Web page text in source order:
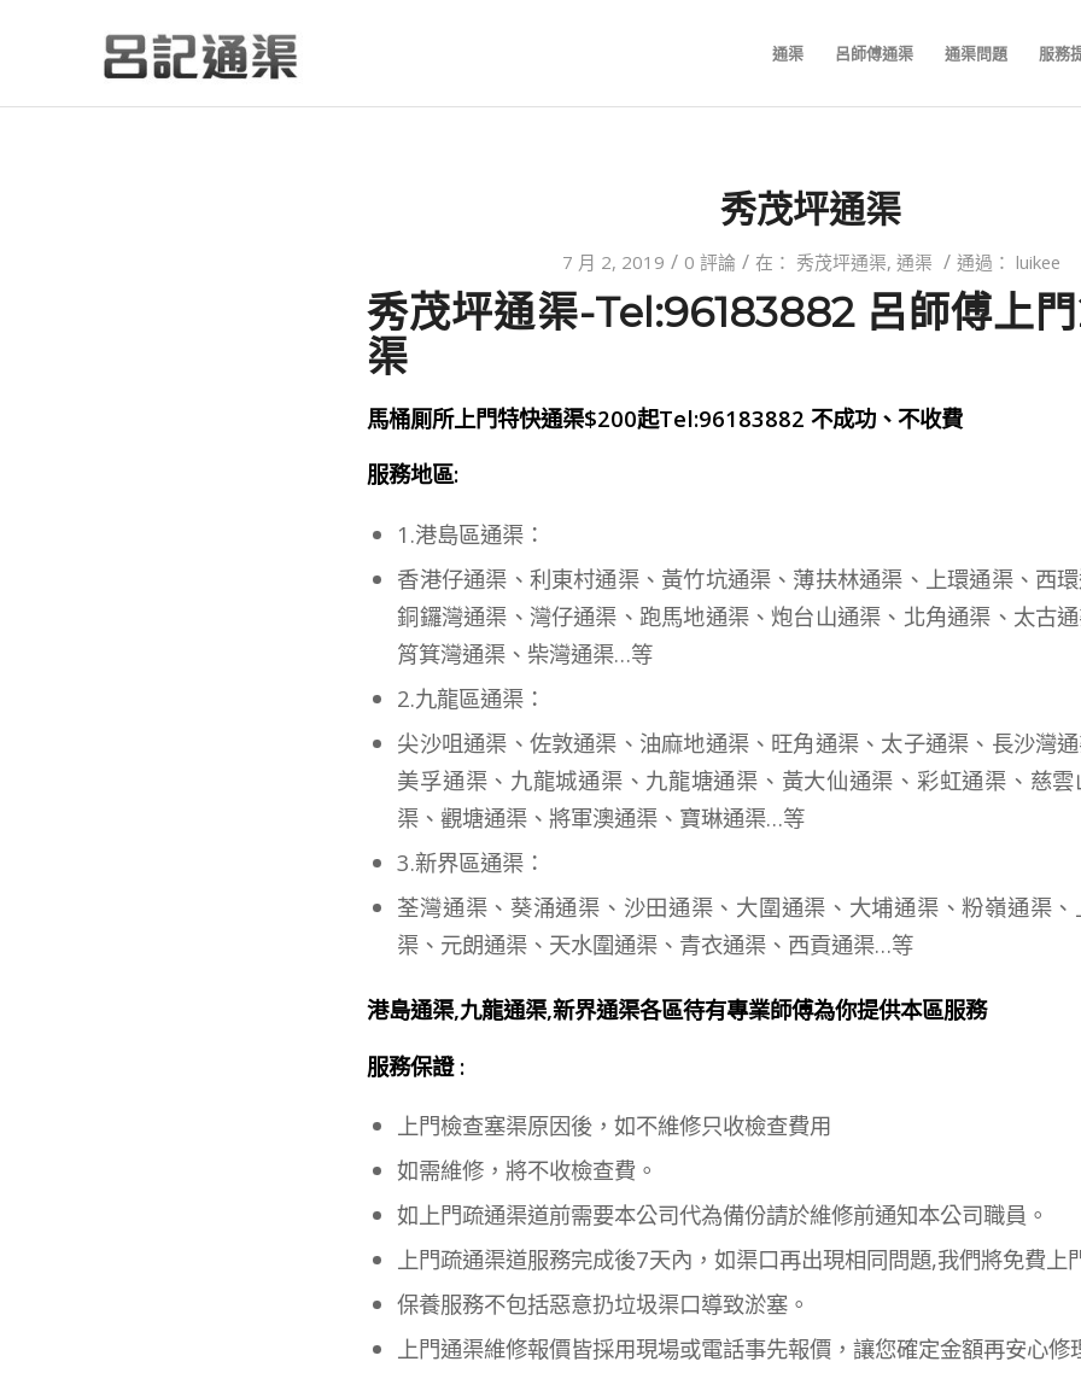
通渠 呂師傅通渠 通渠問題 服務
秀茂坪通渠
7 月 2, 2019 / 0 評論 / 在： 秀茂坪通渠, 通渠 / 通過： luikee
秀茂坪通渠-Tel:96183882 呂師傅上
渠
馬桶厠所上門特快通渠$200起Tel:96183882 不成功、不收費
服務地區:
1.港島區通渠：
香港仔通渠、利東村通渠、黃竹坑通渠、薄扶林通渠、上環通渠、西
銅鑼灣通渠、灣仔通渠、跑馬地通渠、炮台山通渠、北角通渠、太古
筲箕灣通渠、柴灣通渠…等
2.九龍區通渠：
尖沙咀通渠、佐敦通渠、油麻地通渠、旺角通渠、太子通渠、長沙灣
美孚通渠、九龍城通渠、九龍塘通渠、黃大仙通渠、彩虹通渠、慈
渠、觀塘通渠、將軍澳通渠、寶琳通渠…等
3.新界區通渠：
荃灣通渠、葵涌通渠、沙田通渠、大圍通渠、大埔通渠、粉嶺通渠
渠、元朗通渠、天水圍通渠、青衣通渠、西貢通渠…等
港島通渠,九龍通渠,新界通渠各區待有專業師傅為你提供本區服務
服務保證 :
上門檢查塞渠原因後，如不維修只收檢查費用
如需維修，將不收檢查費。
如上門疏通渠道前需要本公司代為備份請於維修前通知本公司職員。
上門疏通渠道服務完成後7天內，如渠口再出現相同問題,我們將免費上
保養服務不包括惡意扔垃圾渠口導致淤塞。
上門通渠維修報價皆採用現場或電話事先報價，讓您確定金額再安心修